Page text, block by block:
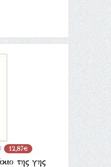
12,87€
της γης